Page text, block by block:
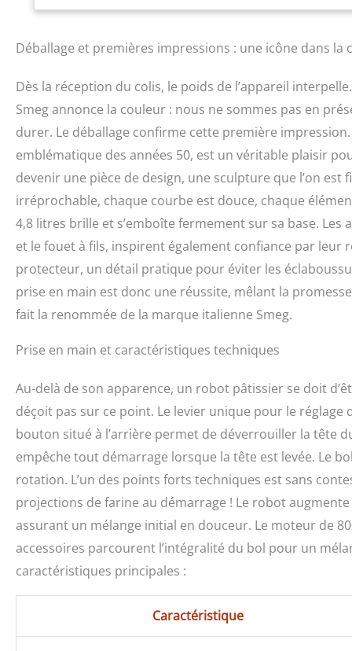
spécial
Déballage et premières impressions : une icône dans la
Dès la réception du colis, le poids de l’appareil
Smeg annonce la couleur : nous ne sommes pas en
durer. Le déballage confirme cette première
emblématique des années 50, est un véritable plaisir
devenir une pièce de design, une sculpture que l’on
irréprochable, chaque courbe est douce, chaque
4,8 litres brille et s’emboîte fermement sur sa base.
et le fouet à fils, inspirent également confiance par
protecteur, un détail pratique pour éviter les
prise en main est donc une réussite, mêlant la
fait la renommée de la marque italienne Smeg.
Prise en main et caractéristiques techniques
Au-delà de son apparence, un robot pâtissier se doit
déçoit pas sur ce point. Le levier unique pour le
bouton situé à l’arrière permet de déverrouiller la tête
empêche tout démarrage lorsque la tête est levée. Le
rotation. L’un des points forts techniques est sans
projections de farine au démarrage ! Le robot
assurant un mélange initial en douceur. Le moteur de
accessoires parcourent l’intégralité du bol pour un
caractéristiques principales :
Caractéristique